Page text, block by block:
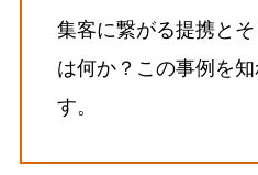
集客に繋がる提携と
は何か？この事例を
す。